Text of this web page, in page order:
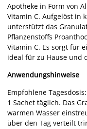
Apotheke in Form von
Vitamin C. Aufgelöst in
unterstützt das
Pflanzenstoffs
Vitamin C. Es sorgt für
ideal für zu Hause und
Anwendungshinweise
Empfohlene Tagesdosis:
1 Sachet täglich. Das
warmen Wasser
über den Tag verteilt